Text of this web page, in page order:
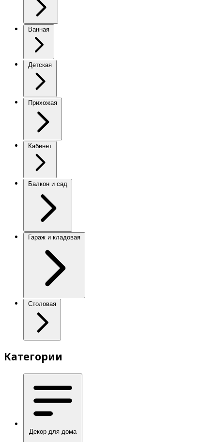
Ванная
Детская
Прихожая
Кабинет
Балкон и сад
Гараж и кладовая
Столовая
Категории
Декор для дома